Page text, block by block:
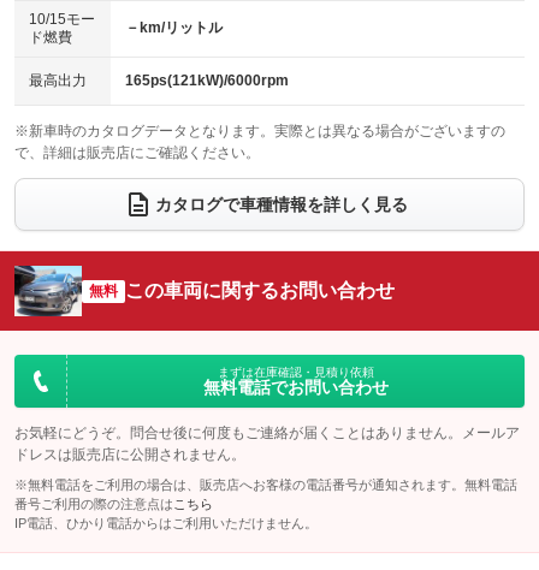
ベンチシート
：装備なし
チップアップシート
：装備なし
：装備なし ：装備なし
ウォークスルー
：装備なし
電動リアゲート フロントカメラ
：装備なし
：装備なし ：装備なし
サイドカメラ
：装備なし ルーフレール
：装備なし
：装備なし
：装備なし
10/15モー
ド燃費
－km/リットル
最高出力 165ps(121kW)/6000rpm
※新車時のカタログデータとなります。実際とは異なる場合がございますの
で、詳細は販売店にご確認ください。
カタログで車種情報を詳しく見る
無料 この車両に関するお問い合わせ
まずは在庫確認・見積り依頼
無料電話でお問い合わせ
お気軽にどうぞ。問合せ後に何度もご連絡が届くことはありません。メールア
ドレスは販売店に公開されません。
※無料電話をご利用の場合は、販売店へお客様の電話番号が通知されます。無料電話
番号ご利用の際の注意点は こちら
IP電話、ひかり電話からはご利用いただけません。